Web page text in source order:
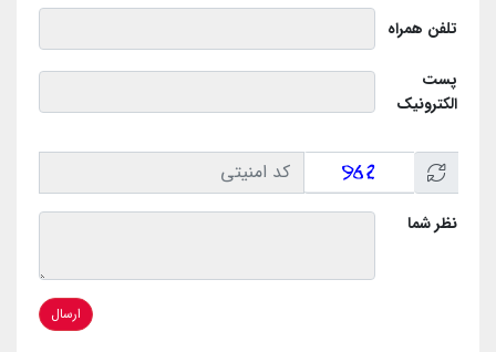
تلفن همراه
پست
الکترونیک
نظر شما
ارسال